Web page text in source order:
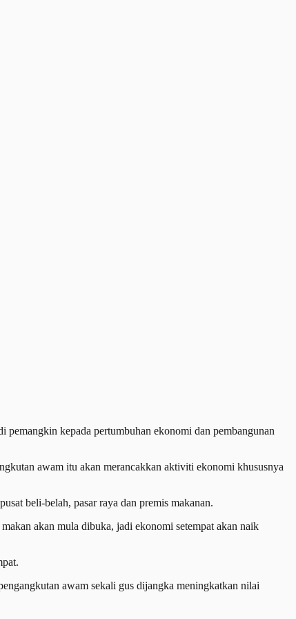
kepada pertumbuhan ekonomi dan pembangunan
awam itu akan merancakkan aktiviti ekonomi khususnya
beli-belah, pasar raya dan premis makanan.
akan mula dibuka, jadi ekonomi setempat akan naik
awam sekali gus dijangka meningkatkan nilai